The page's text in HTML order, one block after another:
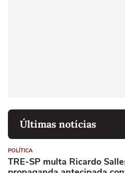
Últimas notícias
POLÍTICA
TRE-SP multa Ricardo